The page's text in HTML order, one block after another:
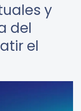
y
del
el